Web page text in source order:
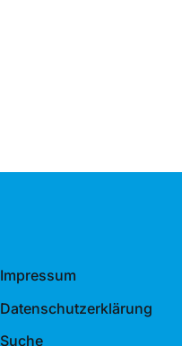
Impressum
Datenschutzerklärung
Suche